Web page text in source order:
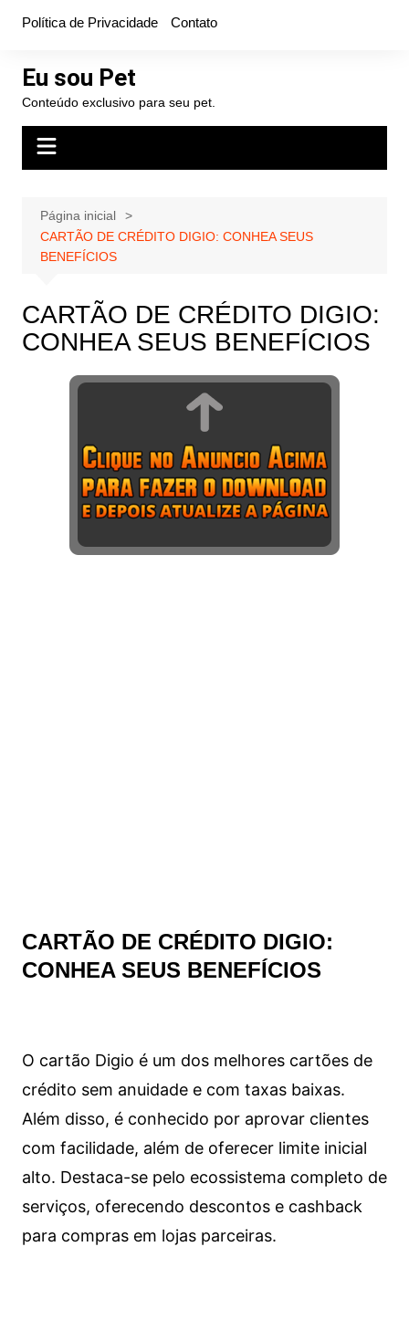
conteúdo
Política de Privacidade Contato
Eu sou Pet
Conteúdo exclusivo para seu pet.
Página inicial
CARTÃO DE CRÉDITO DIGIO: CONHEA SEUS
BENEFÍCIOS
CARTÃO DE CRÉDITO DIGIO:
CONHEA SEUS BENEFÍCIOS
CARTÃO DE CRÉDITO DIGIO:
CONHEA SEUS BENEFÍCIOS
O cartão Digio é um dos melhores cartões de
crédito sem anuidade e com taxas baixas.
Além disso, é conhecido por aprovar clientes
com facilidade, além de oferecer limite inicial
alto. Destaca-se pelo ecossistema completo de
serviços, oferecendo descontos e cashback
para compras em lojas parceiras.